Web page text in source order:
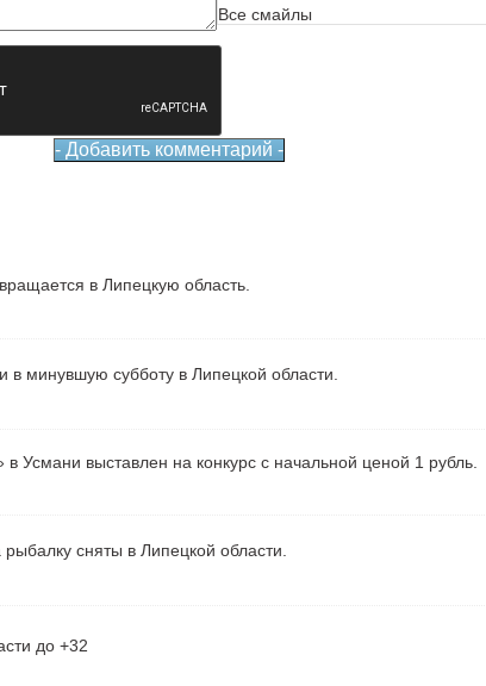
Все смайлы
в Липецкую область.
в минувшую субботу в Липецкой области.
Усмани выставлен на конкурс с начальной ценой 1 рубль.
сняты в Липецкой области.
до +32